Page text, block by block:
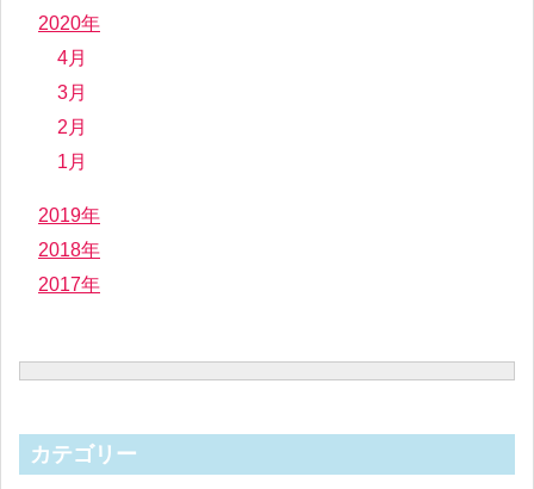
2020年
4月
3月
2月
1月
2019年
2018年
2017年
カテゴリー